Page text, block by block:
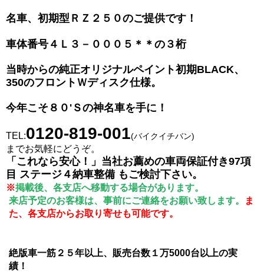
名車、初期型ＲＺ２５０のご提供です！
車体番号４Ｌ３－０００５＊＊の３桁
当時からの純正オリジナルペイント初期BLACK、
350のフロントＷディスク仕様。
今年こそ８０'Ｓの神名車を手に！
TEL:0120-819-001(バイクイチバン)
までお気軽にどうぞ。
「これなら安心！」当社お薦めの車両保証付き97項
目 ステージ４納車整備 もご検討下さい。
※掲載後、各支店へ移動する場合があります。
来店予定のお客様は、事前にご連絡をお願い致します。
ま
た、各支店からお取り寄せも可能です。
絶版車一筋２５年以上、販売台数１万5000台以上の実
績！